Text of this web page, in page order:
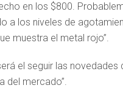
en los $800.
a los niveles de
muestra el metal rojo”.
el seguir las novedades
del mercado”.